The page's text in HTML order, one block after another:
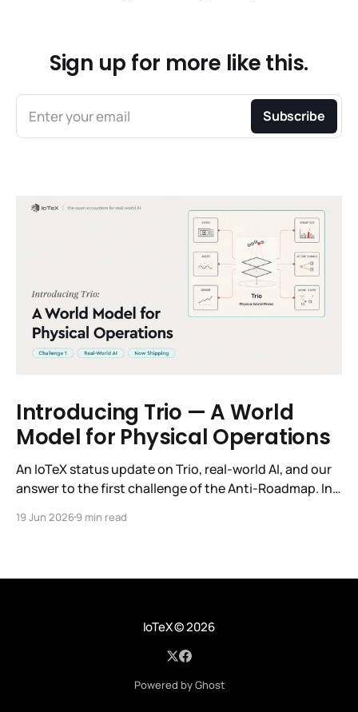
Sign up for more like this.
Enter your email Subscribe
Introducing Trio — A World
Model for Physical Operations
An IoTeX status update on Trio, real-world AI, and our
answer to the first challenge of the Anti-Roadmap. In
three challenges instead of a timeline. Challenge 1 was
19 Jun 20269 min read
IoTeX© 2026
Powered by Ghost